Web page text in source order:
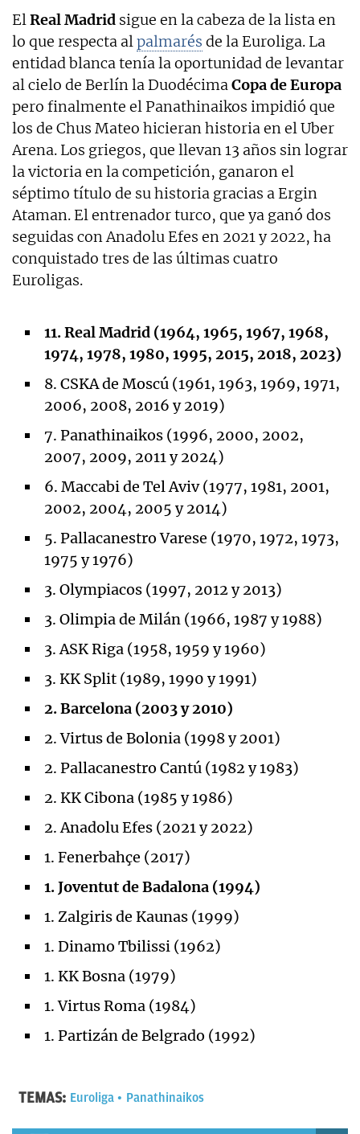
ElReal Madrid sigue en la cabeza de la lista en
lo que respecta alpalmarés de la Euroliga. La
entidad blanca tenía la oportunidad de levantar
al cielo de Berlín la DuodécimaCopa de Europa
pero finalmente el Panathinaikos impidió que
los de Chus Mateo hicieran historia en el Uber
Arena. Los griegos, que llevan 13 años sin lograr
la victoria en la competición, ganaron el
séptimo título de su historia gracias a Ergin
Ataman. El entrenador turco, que ya ganó dos
seguidas con Anadolu Efes en 2021 y 2022, ha
conquistado tres de las últimas cuatro
Euroligas.
11. Real Madrid (1964, 1965, 1967, 1968,
1974, 1978, 1980, 1995, 2015, 2018, 2023)
8. CSKA de Moscú (1961, 1963, 1969, 1971,
2006, 2008, 2016 y 2019)
7. Panathinaikos (1996, 2000, 2002,
2007, 2009, 2011 y 2024)
6. Maccabi de Tel Aviv (1977, 1981, 2001,
2002, 2004, 2005 y 2014)
5. Pallacanestro Varese (1970, 1972, 1973,
1975 y 1976)
3. Olympiacos (1997, 2012 y 2013)
3. Olimpia de Milán (1966, 1987 y 1988)
3. ASK Riga (1958, 1959 y 1960)
3. KK Split (1989, 1990 y 1991)
2. Barcelona (2003 y 2010)
2. Virtus de Bolonia (1998 y 2001)
2. Pallacanestro Cantú (1982 y 1983)
2. KK Cibona (1985 y 1986)
2. Anadolu Efes (2021 y 2022)
1. Fenerbahçe (2017)
1. Joventut de Badalona (1994)
1. Zalgiris de Kaunas (1999)
1. Dinamo Tbilissi (1962)
1. KK Bosna (1979)
1. Virtus Roma (1984)
1. Partizán de Belgrado (1992)
TEMAS: Euroliga Panathinaikos